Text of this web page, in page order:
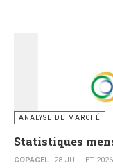
ANALYSE DE MARCHÉ
Statistiques
COPACEL 28 JUILLET 2026